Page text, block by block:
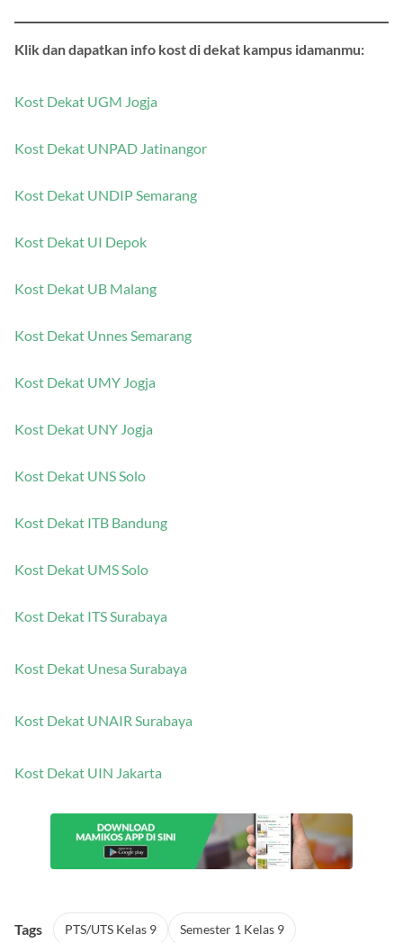
Klik dan dapatkan info kost di dekat kampus idamanmu:
Kost Dekat UGM Jogja
Kost Dekat UNPAD Jatinangor
Kost Dekat UNDIP Semarang
Kost Dekat UI Depok
Kost Dekat UB Malang
Kost Dekat Unnes Semarang
Kost Dekat UMY Jogja
Kost Dekat UNY Jogja
Kost Dekat UNS Solo
Kost Dekat ITB Bandung
Kost Dekat UMS Solo
Kost Dekat ITS Surabaya
Kost Dekat Unesa Surabaya
Kost Dekat UNAIR Surabaya
Kost Dekat UIN Jakarta
Tags PTS/UTS Kelas 9 Semester 1 Kelas 9